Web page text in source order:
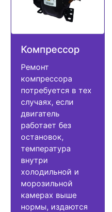
Компрессор
Ремонт
компрессора
потребуется в тех
случаях, если
двигатель
работает без
остановок,
температура
внутри
холодильной и
морозильной
камерах выше
нормы, издаются